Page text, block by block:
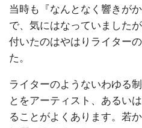
当時も『なんとなく響きが
で、気にはなっていました
付いたのはやはりライター
た。
ライターのようないわゆる
とをアーティスト、あるい
ることがよくあります。若